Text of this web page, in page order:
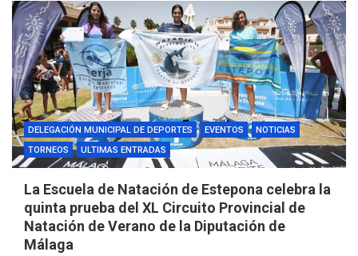
DELEGACIÓN MUNICIPAL DE DEPORTES EVENTOS
NOTICIAS
TORNEOS
ULTIMAS ENTRADAS
La Escuela de Natación de Estepona celebra la
quinta prueba del XL Circuito Provincial de
Natación de Verano de la Diputación de
Málaga